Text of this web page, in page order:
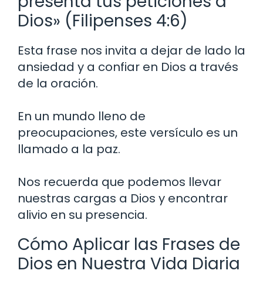
Dios» (Filipenses 4:6)
Esta frase nos invita a dejar de lado la
ansiedad y a confiar en Dios a través
de la oración.
En un mundo lleno de
preocupaciones, este versículo es un
llamado a la paz.
Nos recuerda que podemos llevar
nuestras cargas a Dios y encontrar
alivio en su presencia.
Cómo Aplicar las Frases de
Dios en Nuestra Vida Diaria